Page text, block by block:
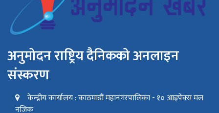
अनुमोदन राष्ट्रिय दैनिकको अनलाइन
संस्करण
केन्द्रीय कार्यालय : काठमाडौं महानगरपालिका - १० आइपेक्स मल
नजिक